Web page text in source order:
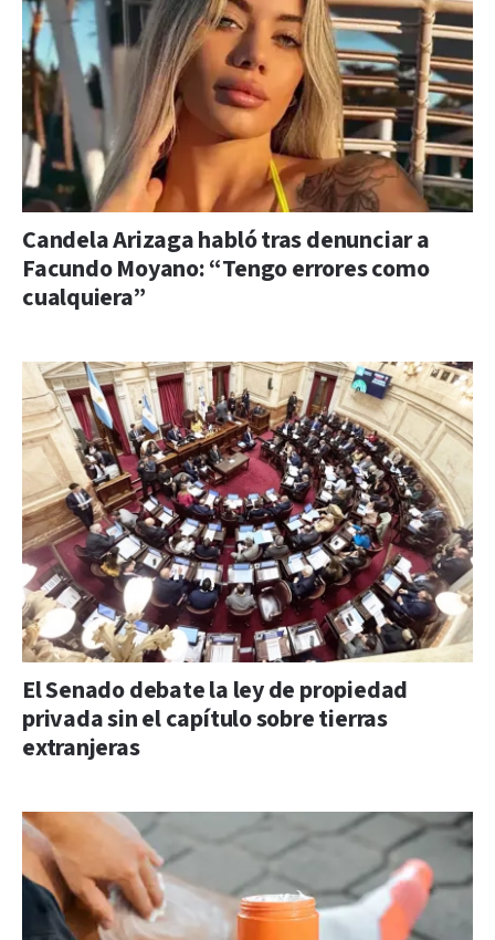
Candela Arizaga habló tras denunciar a
Facundo Moyano: “Tengo errores como
cualquiera”
El Senado debate la ley de propiedad
privada sin el capítulo sobre tierras
extranjeras